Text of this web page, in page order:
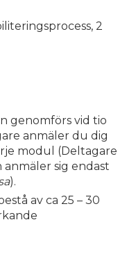
2
genomförs vid tio
anmäler du dig
modul (Deltagare
sig endast
).
av ca 25 – 30